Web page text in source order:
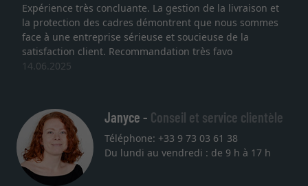
Expérience très concluante. La gestion de la livraison et
la protection des cadres démontrent que nous sommes
face à une entreprise sérieuse et soucieuse de la
satisfaction client. Recommandation très favo
14.06.2025
Janyce - Conseil et service clientèle
Téléphone: +33 9 73 03 61 38
Du lundi au vendredi : de 9 h à 17 h